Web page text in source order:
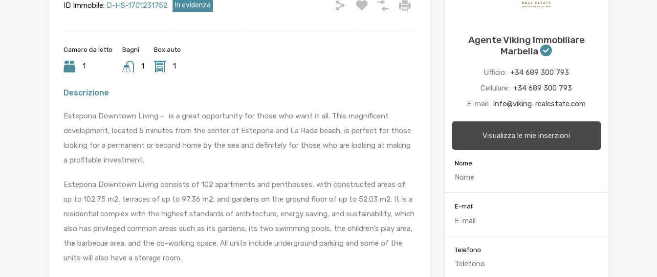
ID Immobile: D-HS-1701231752 In evidenza
Camere da letto
1
Bagni
1
Box auto
1
Descrizione
Estepona Downtown Living – is a great opportunity for those who want it all. This magnificent
development, located 5 minutes from the center of Estepona and La Rada beach, is perfect for those
looking for a permanent or second home by the sea and definitely for those who are looking at making
a profitable investment.
Estepona Downtown Living consists of 102 apartments and penthouses, with constructed areas of
up to 102.75 m2, terraces of up to 97.36 m2, and gardens on the ground floor of up to 52.03 m2. It is a
residential complex with the highest standards of architecture, energy saving, and sustainability, which
also has privileged common areas such as its gardens, its two swimming pools, the children’s play area,
the barbecue area, and the co-working space. All units include underground parking and some of the
units will also have a storage room.
Agente Viking Immobiliare
Marbella
Ufficio: +34 689 300 793
Cellulare: +34 689 300 793
E-mail: info@viking-realestate.com
Visualizza le mie inserzioni
Nome
E-mail
Telefono